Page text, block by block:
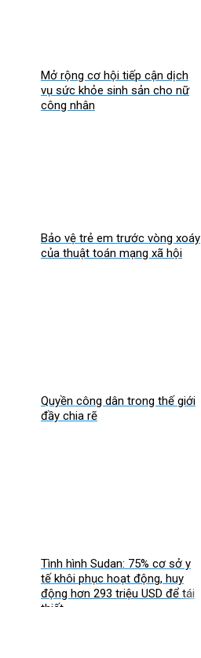
Mở rộng cơ hội tiếp cận dịch
vụ sức khỏe sinh sản cho nữ
công nhân
Bảo vệ trẻ em trước vòng xoáy
của thuật toán mạng xã hội
Quyền công dân trong thế giới
đầy chia rẽ
Tình hình Sudan: 75% cơ sở y
tế khôi phục hoạt động, huy
động hơn 293 triệu USD để tái
thiết